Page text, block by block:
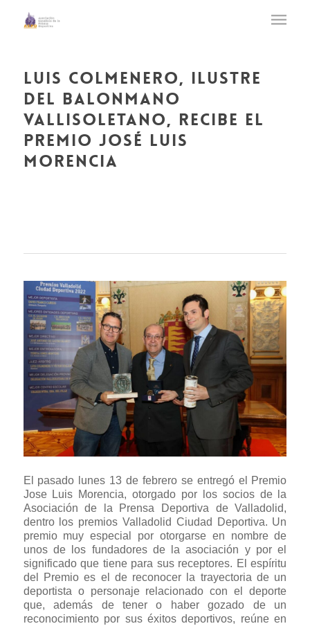
luis colmenero, ilustre
del balonmano
vallisoletano, recibe el
premio josé luis
morencia
El pasado lunes 13 de febrero se entregó el Premio
Jose Luis Morencia, otorgado por los socios de la
Asociación de la Prensa Deportiva de Valladolid,
dentro los premios Valladolid Ciudad Deportiva. Un
premio muy especial por otorgarse en nombre de
unos de los fundadores de la asociación y por el
significado que tiene para sus receptores. El espíritu
del Premio es el de reconocer la trayectoria de un
deportista o personaje relacionado con el deporte
que, además de tener o haber gozado de un
reconocimiento por sus éxitos deportivos, reúne en